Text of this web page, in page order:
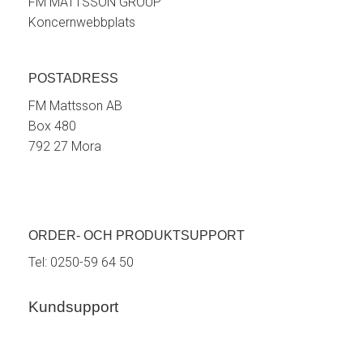
Koncernwebbplats
POSTADRESS
FM Mattsson AB
Box 480
792 27 Mora
ORDER- OCH PRODUKTSUPPORT
Tel: 0250-59 64 50
Kundsupport